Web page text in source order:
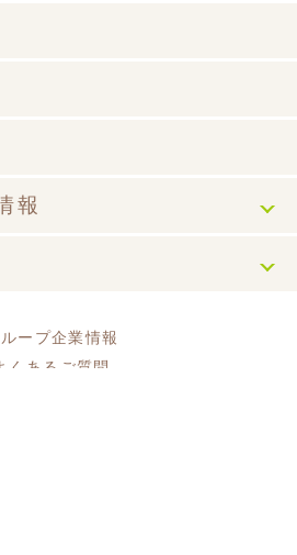
報
ープ企業情報
よくあるご質問